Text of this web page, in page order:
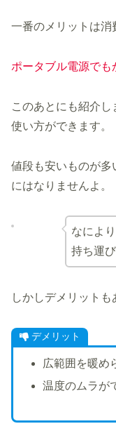
一番のメリットは消
ポータブル電源でも
このあとにも紹介
使い方ができます。
値段も安いものが多
にはなりませんよ。
なによ
持ち運
しかしデメリットも
デメリット
広範囲を暖め
温度のムラが